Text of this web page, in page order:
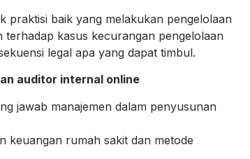
praktisi baik yang melakukan pengelolaan
kasus kecurangan pengelolaan
legal apa yang dapat timbul.
auditor internal online
jawab manajemen dalam penyusunan
keuangan rumah sakit dan metode